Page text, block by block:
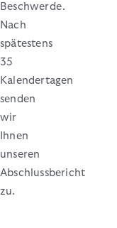
Beschwerde.
Nach
spätestens
35
Kalendertagen
senden
wir
Ihnen
unseren
Abschlussbericht
zu.